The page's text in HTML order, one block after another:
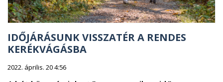
IDŐJÁRÁSUNK VISSZATÉR A RENDES
KERÉKVÁGÁSBA
2022. április. 20 4:56